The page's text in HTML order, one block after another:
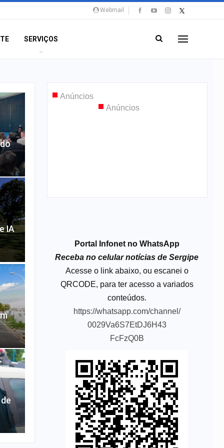
Webmail
SERVIÇOS
IA
Portal Infonet no WhatsApp
Receba no celular notícias de Sergipe
Acesse o link abaixo, ou escanei o
QRCODE, para ter acesso a variados
conteúdos.
https://whatsapp.com/channel/
0029Va6S7EtDJ6H43
FcFzQ0B